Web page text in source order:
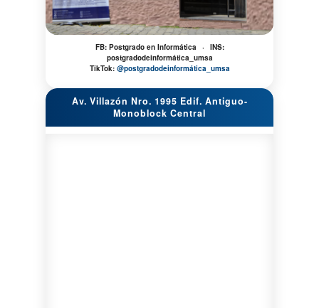
FB:Postgrado en Informática ·
INS:
postgradodeinformática_umsa
TikTok: @postgradodeinformática_umsa
Av. Villazón Nro. 1995 Edif. Antiguo-
Monoblock Central